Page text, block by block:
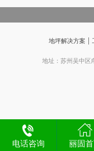
地坪解决方案 |
地址：苏州吴中区
电话咨询 丽固